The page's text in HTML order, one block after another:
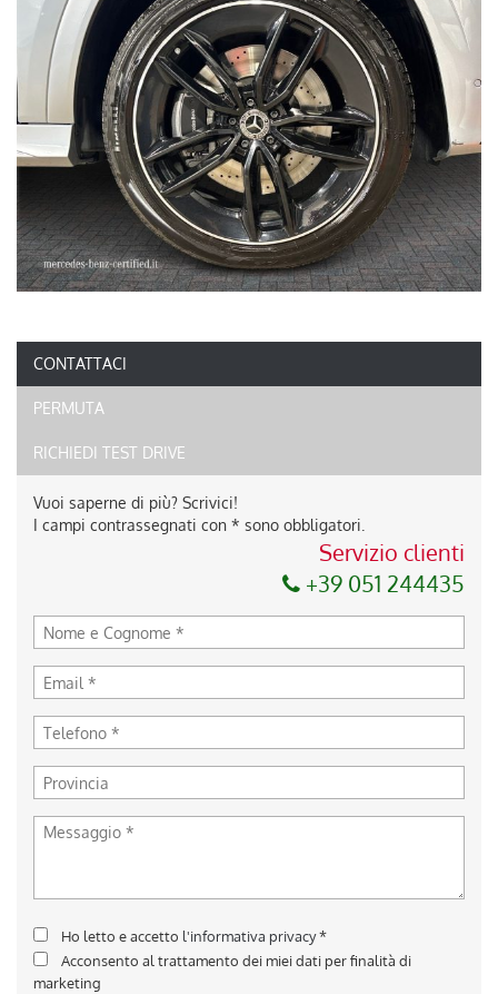
CONTATTACI
PERMUTA
RICHIEDI TEST DRIVE
Vuoi saperne di più? Scrivici!
I campi contrassegnati con * sono obbligatori.
Servizio clienti
+39 051 244435
Ho letto e accetto l'informativa privacy*
Acconsento al trattamento dei miei dati per finalità di
marketing